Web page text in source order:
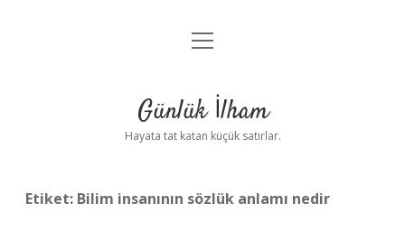
Anasayfa
Yasal Uyarı
menüyü
Günlük İlham
Hayata tat katan küçük satırlar.
Etiket: Bilim insanının sözlük anlamı nedir